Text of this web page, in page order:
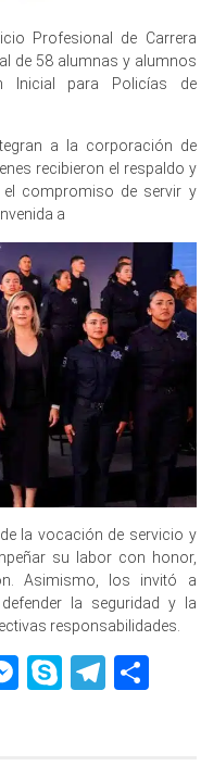
Profesional de Carrera
de 58 alumnas y alumnos
Inicial para Policías de
a la corporación de
recibieron el respaldo y
compromiso de servir y
a
la vocación de servicio y
su labor con honor,
Asimismo, los invitó a
la seguridad y la
responsabilidades.
Messenger
Skype